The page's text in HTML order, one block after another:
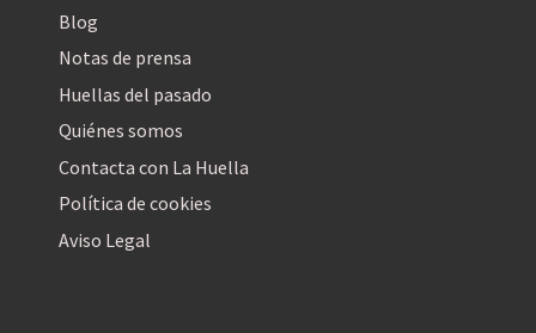
Blog
Notas de prensa
Huellas del pasado
Quiénes somos
Contacta con La Huella
Política de cookies
Aviso Legal